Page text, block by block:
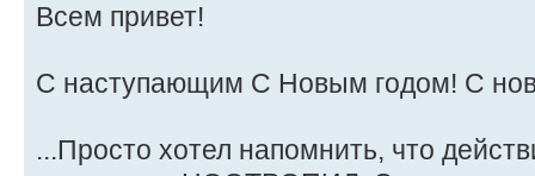
Всем привет!
С наступающим С Новым годом! С
...Просто хотел напомнить, что